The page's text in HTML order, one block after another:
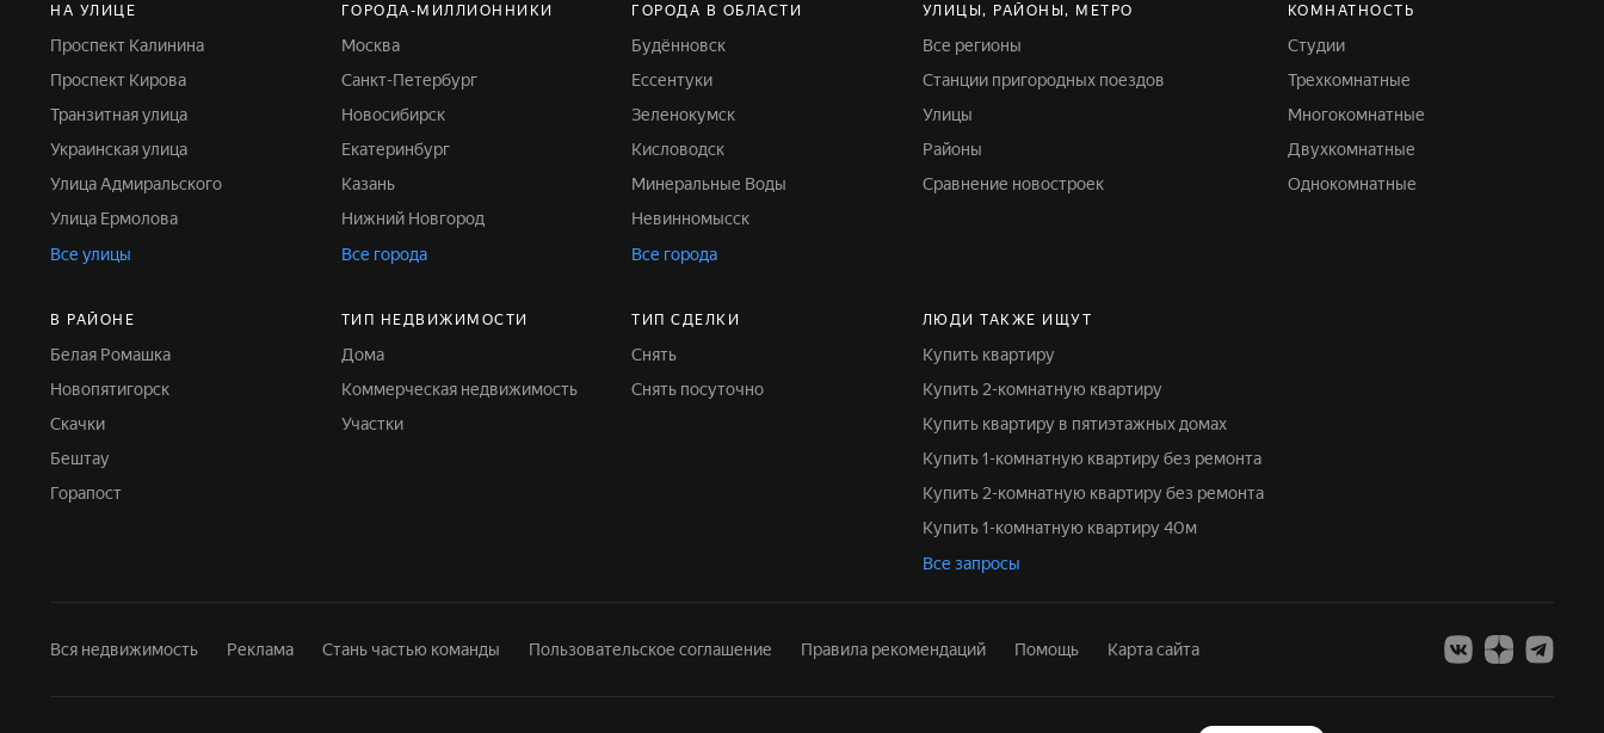
НА УЛИЦЕ
Проспект Калинина
Проспект Кирова
Транзитная улица
Украинская улица
Улица Адмиральского
Улица Ермолова
Все улицы
ГОРОДА-МИЛЛИОННИКИ
Москва
Санкт-Петербург
Новосибирск
Екатеринбург
Казань
Нижний Новгород
Все города
ГОРОДА В ОБЛАСТИ
Будённовск
Ессентуки
Зеленокумск
Кисловодск
Минеральные Воды
Невинномысск
Все города
УЛИЦЫ, РАЙОНЫ, МЕТРО
Все регионы
Станции пригородных поездов
Улицы
Районы
Сравнение новостроек
КОМНАТНОСТЬ
Студии
Трехкомнатные
Многокомнатные
Двухкомнатные
Однокомнатные
В РАЙОНЕ
Белая Ромашка
Новопятигорск
Скачки
Бештау
Горапост
ТИП НЕДВИЖИМОСТИ
Дома
Коммерческая недвижимость
Участки
ТИП СДЕЛКИ
Снять
Снять посуточно
ЛЮДИ ТАКЖЕ ИЩУТ
Купить квартиру
Купить 2-комнатную квартиру
Купить квартиру в пятиэтажных домах
Купить 1-комнатную квартиру без ремонта
Купить 2-комнатную квартиру без ремонта
Купить 1-комнатную квартиру 40м
Все запросы
Вся недвижимость Реклама Стань частью команды Пользовательское соглашение Правила рекомендаций Помощь Карта сайта